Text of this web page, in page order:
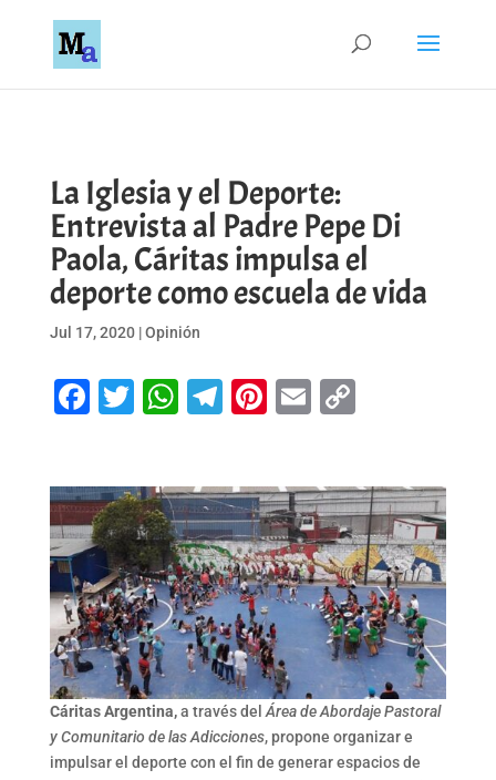
La Iglesia y el Deporte:
Entrevista al Padre Pepe Di
Paola, Cáritas impulsa el
deporte como escuela de vida
Jul 17, 2020|Opinión
Facebook
Twitter
WhatsApp
Telegram
Pinterest
EmailCopy
Cáritas Argentina,a través del Área de Abordaje Pastoral
y Comunitario de las Adicciones, propone organizar e
impulsar el deporte con el fin de generar espacios de